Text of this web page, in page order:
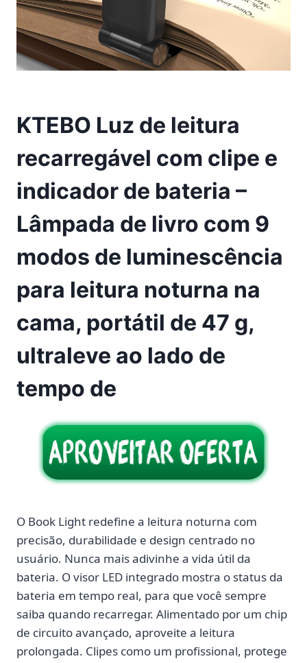
KTEBO Luz de leitura
recarregável com clipe e
indicador de bateria –
Lâmpada de livro com 9
modos de luminescência
para leitura noturna na
cama, portátil de 47 g,
ultraleve ao lado de
tempo de
O Book Light redefine a leitura noturna com
precisão, durabilidade e design centrado no
usuário. Nunca mais adivinhe a vida útil da
bateria. O visor LED integrado mostra o status da
bateria em tempo real, para que você sempre
saiba quando recarregar. Alimentado por um chip
de circuito avançado, aproveite a leitura
prolongada. Clipes como um profissional, protege